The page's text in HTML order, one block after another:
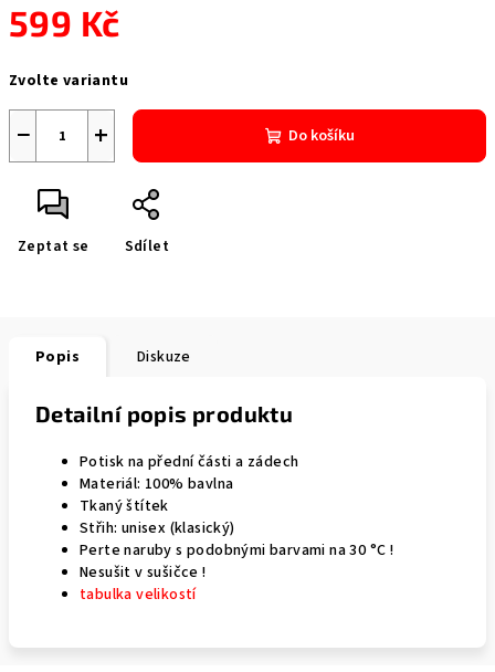
599 Kč
cena:
Zvolte variantu
+
− Do košíku
Zeptat se Sdílet
Popis Diskuze
Detailní popis produktu
Potisk na přední části a zádech
Materiál: 100% bavlna
Tkaný štítek
Střih: unisex (klasický)
Perte naruby s podobnými barvami na 30 °C !
Nesušit v sušičce !
tabulka velikostí